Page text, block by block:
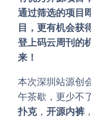
通过筛选的项目
目，更有机会获
登上码云周刊的
来！
本次深圳站源创
午茶歇，更少不
扑克， 开源内裤 ，